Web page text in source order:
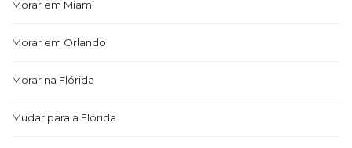
Morar em Miami
Morar em Orlando
Morar na Flórida
Mudar para a Flórida